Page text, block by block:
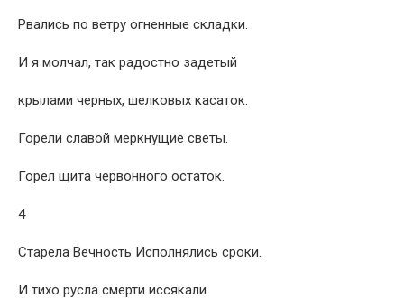
Рвались по ветру огненные складки.
И я молчал, так радостно задетый
крылами черных, шелковых касаток.
Горели славой меркнущие светы.
Горел щита червонного остаток.
4
Старела Вечность Исполнялись сроки.
И тихо русла смерти иссякали.